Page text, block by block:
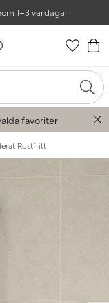
1–3 vardagar
favoriter
Rostfritt